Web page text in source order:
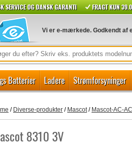
SERVICE OG DANSK GARANTI FRAGT KUN
Vi er e-mærkede. Godkendt af
Batterier Ladere Strømforsyninger
/ Diverse-produkter/ Mascot/ Mascot-AC-AC
8310 3V